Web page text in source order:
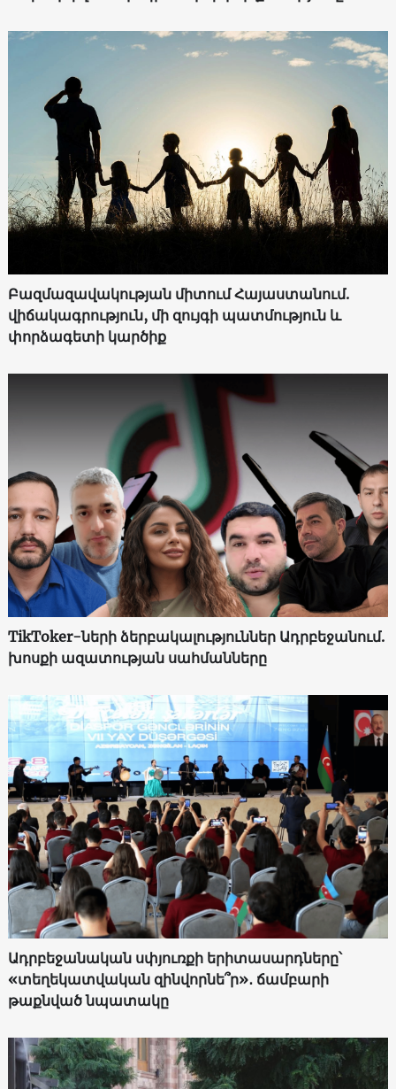
Բազմազավակության միտում Հայաստանում.
վիճակագրություն, մի զույգի պատմություն և
փորձագետի կարծիք
TikToker-ների ձերբակալություններ Ադրբեջանում.
խոսքի ազատության սահմանները
Ադրբեջանական սփյուռքի երիտասարդները՝
«տեղեկատվական զինվորնե՞ր»․ ճամբարի
թաքնված նպատակը